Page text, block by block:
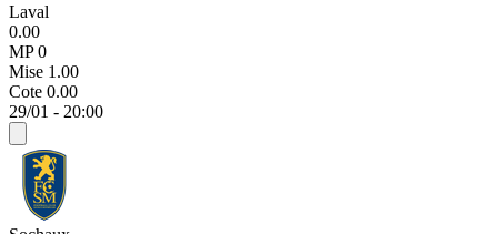
Laval
0.00
MP 0
Mise 1.00
Cote 0.00
29/01 - 20:00